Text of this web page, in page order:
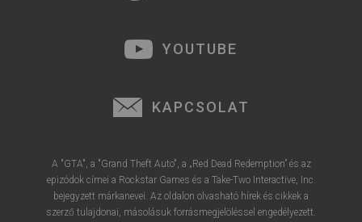
YOUTUBE
KAPCSOLAT
A "GTA", a "Grand Theft Auto", a „Red Dead Redemption” és az
epizódok címei a Rockstar Games és a Take-Two Interactive, Inc.
bejegyzett márkanevei. Az oldalon olvasható hírek és cikkek a
szerző tulajdonai, másolásuk forrásmegjelöléssel engedélyezett.